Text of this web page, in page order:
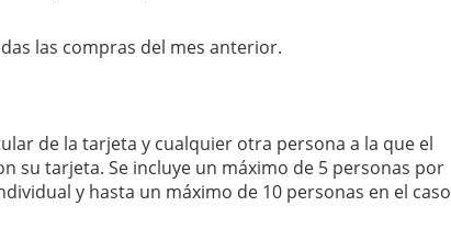
las compras del mes anterior.
de la tarjeta y cualquier otra persona a la que el
su tarjeta. Se incluye un máximo de 5 personas por
y hasta un máximo de 10 personas en el caso